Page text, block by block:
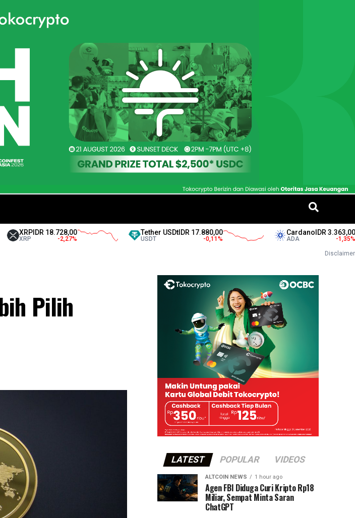
IDR 18.728,00
-2,27
Tether USDtIDR 17.880,00
USDT
CardanoIDR 3.363,00
ADA
Disclaimer
Pilih
LATEST POPULAR VIDEOS
ALTCOIN NEWS 1 hour ago
Agen FBI Diduga Curi Kripto Rp18
Miliar, Sempat Minta Saran
ChatGPT